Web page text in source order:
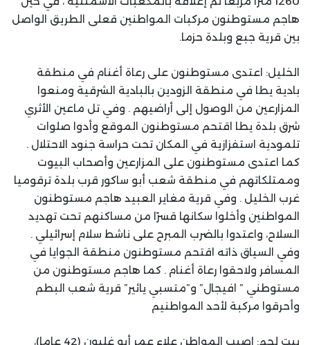
هاجم مستوطنون مركبات المواطنين قعلى الطريق الواصل
بين قرية جبع وبلدة حزما.
الخليل: اعتدى مستوطنون على رعاة أغنام في منطقة
بادية يطا في منطقة الزودين بالبادية الشرقية ومنعوا
المزارعين من الوصول إلى أراضيهم . وفي تل ماعين الأثري
شرق بلدة يطا اقتحم مستوطنون الموقع وأدوا صلوات
تلمودية استفزازية في المكان تحت حراسة جنود الاحتلال .
كما اعتدى مستوطنون على المزارعين وأصحاب البيوت
وممتلكاتهم في منطقة شعب أبو ساكور قرب بلدة ترقوميا
غرب الخليل . وفي قرية مغاير العبيد هاجم مستوطنون
المواطنين وأخلوا سكانها قسرًا من مساكنهم تحت تهديد
السلاح، واعتدوا بالضرب المبرح على ناشط سلام إسرائيلي .
وفي السياق ذاته اقتحم مستوطنون منطقة الجوايا في
المسافر ولاحقوا رعاة أغنام . كما هاجم مستوطنون من
مستوطني ” افيجال” و”متسبي يائير” قرية شعب البطم
وأحرقوا مركبة لأحد المواطنيم
بيت لحم: اصيب المواطن علاء عمر أبو غليون (42 عاما)،